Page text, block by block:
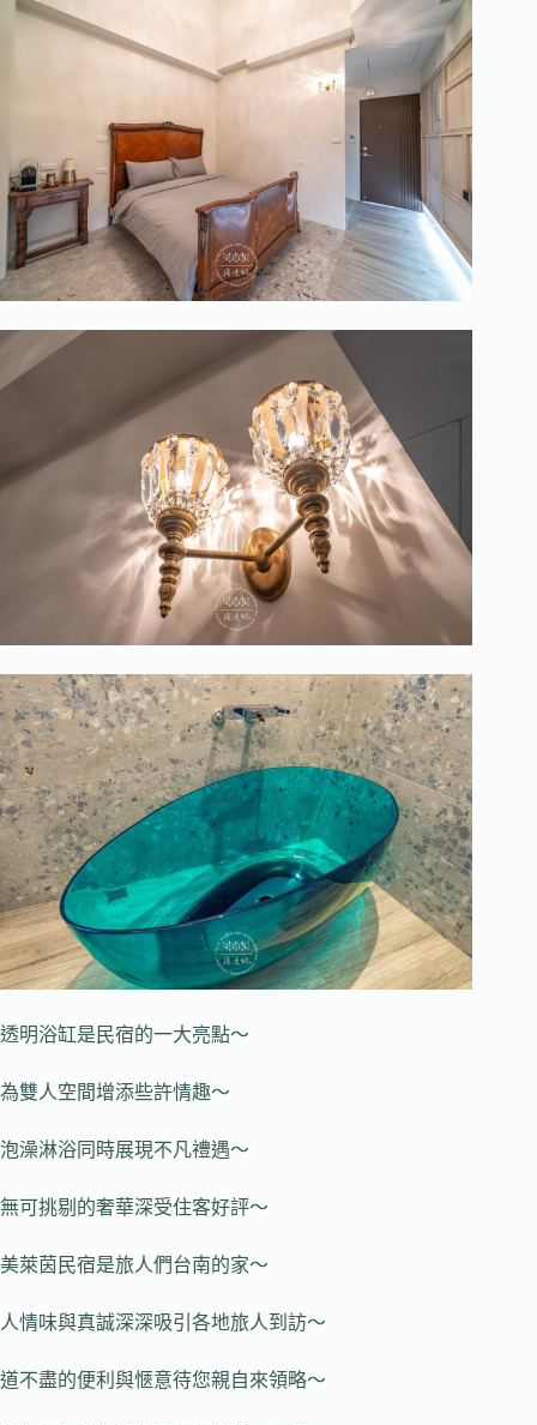
透明浴缸是民宿的一大亮點～
為雙人空間增添些許情趣～
泡澡淋浴同時展現不凡禮遇～
無可挑剔的奢華深受住客好評～
美萊茵民宿是旅人們台南的家～
人情味與真誠深深吸引各地旅人到訪～
道不盡的便利與愜意待您親自來領略～